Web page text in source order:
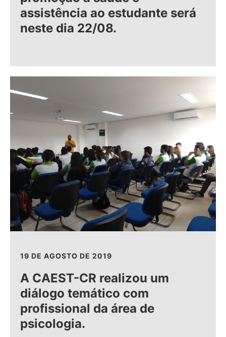
assistência ao estudante será
neste dia 22/08.
19 DE AGOSTO DE 2019
A CAEST-CR realizou um
diálogo temático com
profissional da área de
psicologia.